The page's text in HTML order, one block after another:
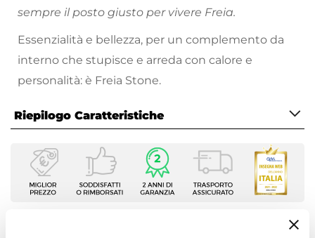
sempre il posto giusto per vivere Freia.
Essenzialità e bellezza, per un complemento da
interno che stupisce e arreda con calore e
personalità: è Freia Stone.
Riepilogo Caratteristiche
Caratteristiche
Tipologia
Mensola